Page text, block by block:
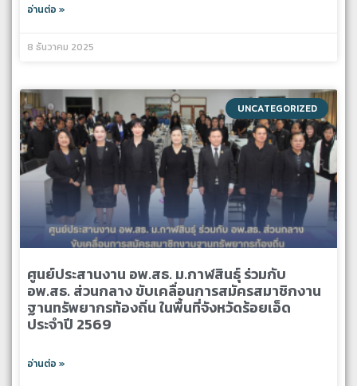
อ่านต่อ »
8 ธันวาคม 2025
UNCATEGORIZED
ศูนย์ประสานงาน อพ.สธ. ม.กาฬสินธุ์ ร่วมกับ
อพ.สธ. ส่วนกลาง ขับเคลื่อนการสมัครสมาชิกงาน
ฐานทรัพยากรท้องถิ่น ในพื้นที่จังหวัดร้อยเอ็ด
ประจำปี 2569
อ่านต่อ »